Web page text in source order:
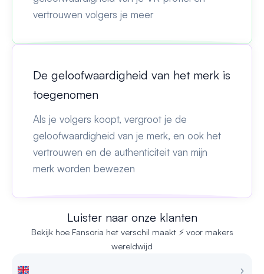
vertrouwen volgers je meer
De geloofwaardigheid van het merk is
toegenomen
Als je volgers koopt, vergroot je de
geloofwaardigheid van je merk, en ook het
vertrouwen en de authenticiteit van mijn
merk worden bewezen
Luister naar onze klanten
Bekijk hoe Fansoria het verschil maakt ⚡ voor makers
wereldwijd